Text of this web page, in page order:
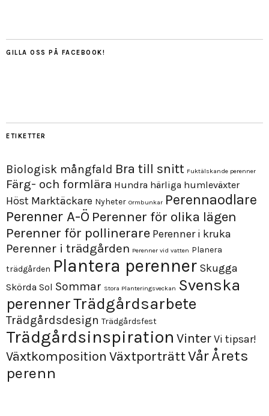
GILLA OSS PÅ FACEBOOK!
ETIKETTER
Biologisk mångfald Bra till snitt Fuktälskande perenner
Färg- och formlära Hundra härliga humleväxter
Höst Marktäckare Nyheter Ormbunkar Perennaodlare
Perenner A-Ö Perenner för olika lägen
Perenner för pollinerare Perenner i kruka
Perenner i trädgården Perenner vid vatten Planera
trädgården Plantera perenner Skugga
Skörda Sol Sommar Stora Planteringsveckan Svenska
perennerTrädgårdsarbete
Trädgårdsdesign Trädgårdsfest
Trädgårdsinspiration VinterVi tipsar!
Växtkomposition VäxtporträttVårÅrets
perenn